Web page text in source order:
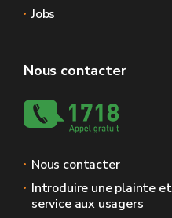
Jobs
Nous contacter
Nous contacter
Introduire une plainte
service aux usagers